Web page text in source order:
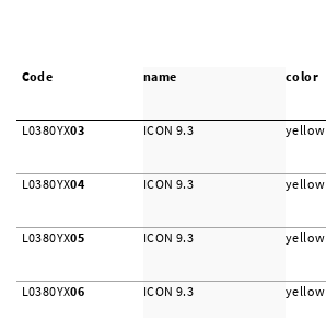
Code name color
L0380YX03 ICON 9.3 yellow
L0380YX04 ICON 9.3 yellow
L0380YX05 ICON 9.3 yellow
L0380YX06 ICON 9.3 yellow